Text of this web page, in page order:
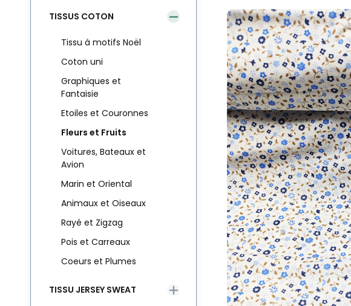
TISSUS COTON
Tissu à motifs Noël
Coton uni
Graphiques et
Fantaisie
Etoiles et Couronnes
Fleurs et Fruits
Voitures, Bateaux et
Avion
Marin et Oriental
Animaux et Oiseaux
Rayé et Zigzag
Pois et Carreaux
Coeurs et Plumes
TISSU JERSEY SWEAT